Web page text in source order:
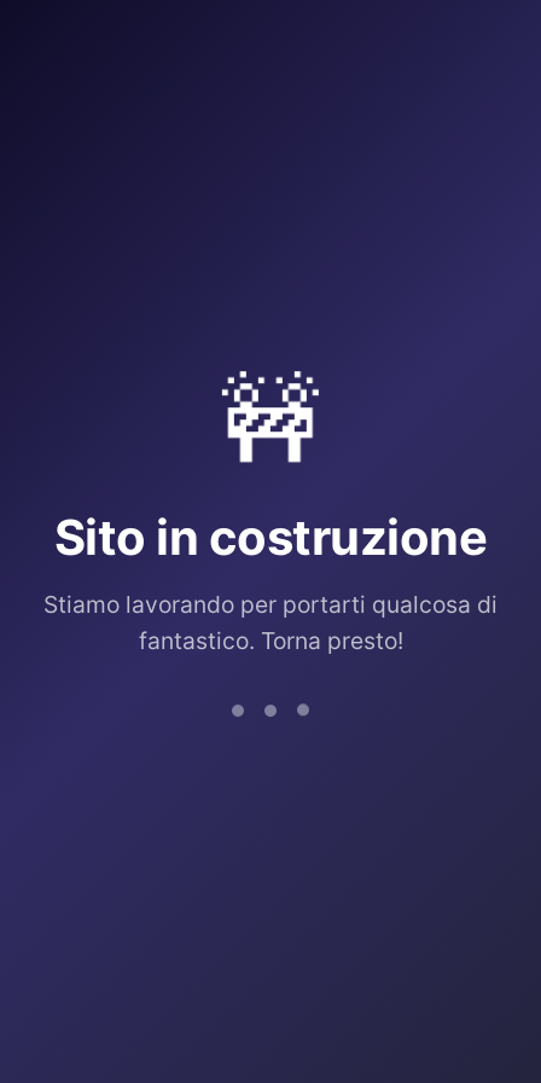
🚧
Sito in costruzione
Stiamo lavorando per portarti qualcosa di
fantastico. Torna presto!